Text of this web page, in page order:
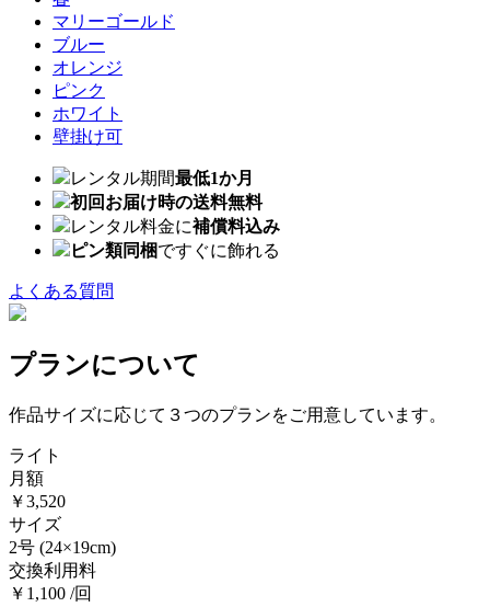
マリーゴールド
ブルー
オレンジ
ピンク
ホワイト
壁掛け可
レンタル期間最低1か月
初回お届け時の送料無料
レンタル料金に補償料込み
ピン類同梱ですぐに飾れる
よくある質問
プランについて
作品サイズに応じて３つのプランをご用意しています。
ライト
月額
￥3,520
サイズ
2号 (24×19cm)
交換利用料
￥1,100 /回